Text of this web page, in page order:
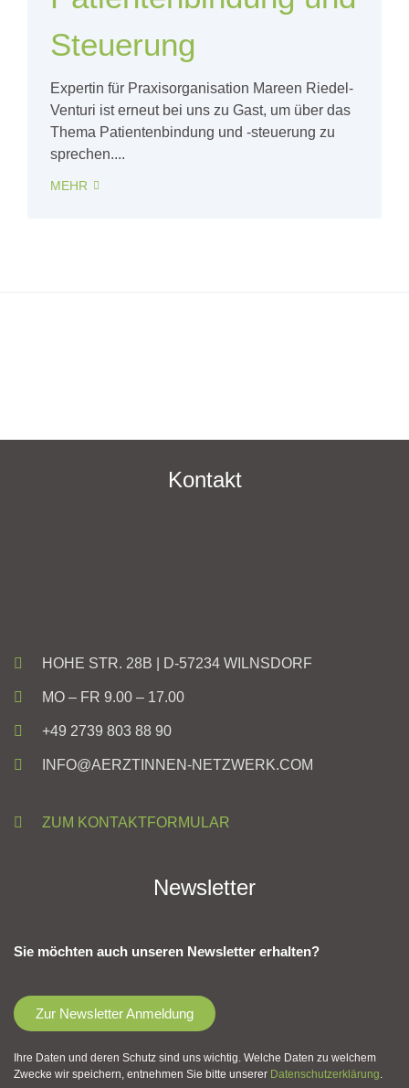
Steuerung
Expertin für Praxisorganisation Mareen Riedel-
Venturi ist erneut bei uns zu Gast, um über das
Thema Patientenbindung und -steuerung zu
sprechen....
MEHR
Kontakt
HOHE STR. 28B | D-57234 WILNSDORF
MO – FR 9.00 – 17.00
+49 2739 803 88 90
INFO@AERZTINNEN-NETZWERK.COM
ZUM KONTAKTFORMULAR
Newsletter
Sie möchten auch unseren Newsletter erhalten?
Zur Newsletter Anmeldung
Ihre Daten und deren Schutz sind uns wichtig. Welche Daten zu welchem
Zwecke wir speichern, entnehmen Sie bitte unserer Datenschutzerklärung.